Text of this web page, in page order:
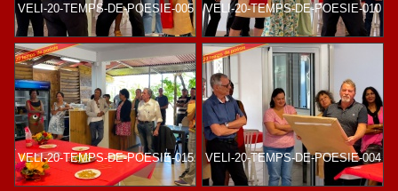
VELI-20-TEMPS-DE-POESIE-005 VELI-20-TEMPS-DE-POESIE-010
VELI-20-TEMPS-DE-POESIE-015 VELI-20-TEMPS-DE-POESIE-004